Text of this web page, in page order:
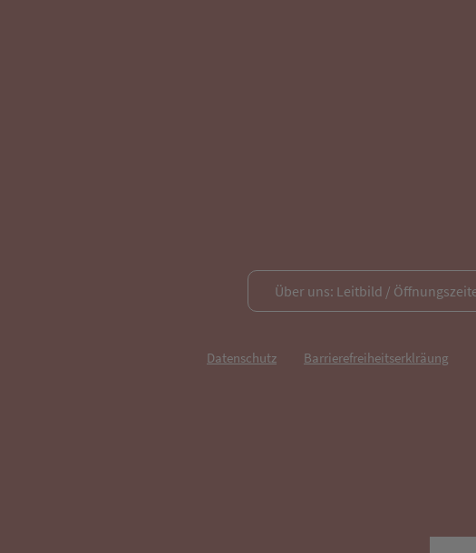
Über uns: Leitbild /
Datenschutz Barrierefreiheitserklräung